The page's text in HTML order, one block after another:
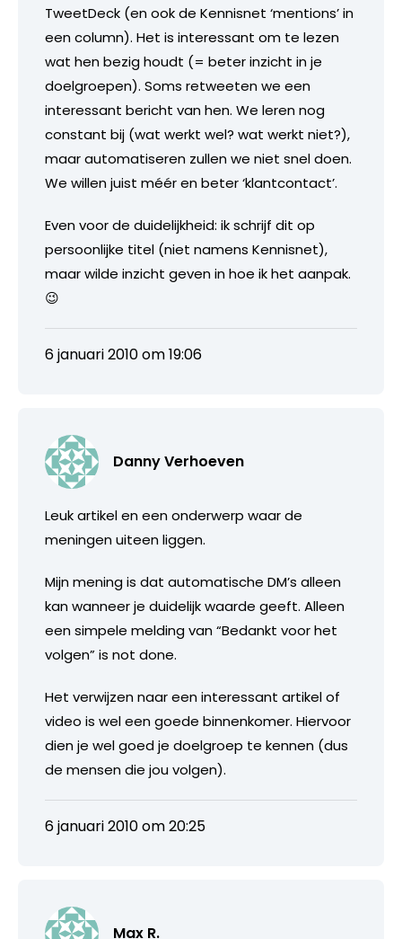
TweetDeck (en ook de Kennisnet ‘mentions’ in
een column). Het is interessant om te lezen
wat hen bezig houdt (= beter inzicht in je
doelgroepen). Soms retweeten we een
interessant bericht van hen. We leren nog
constant bij (wat werkt wel? wat werkt niet?),
maar automatiseren zullen we niet snel doen.
We willen juist méér en beter ‘klantcontact’.
Even voor de duidelijkheid: ik schrijf dit op
persoonlijke titel (niet namens Kennisnet),
maar wilde inzicht geven in hoe ik het aanpak.
😉
6 januari 2010 om 19:06
Danny Verhoeven
Leuk artikel en een onderwerp waar de
meningen uiteen liggen.
Mijn mening is dat automatische DM’s alleen
kan wanneer je duidelijk waarde geeft. Alleen
een simpele melding van “Bedankt voor het
volgen” is not done.
Het verwijzen naar een interessant artikel of
video is wel een goede binnenkomer. Hiervoor
dien je wel goed je doelgroep te kennen (dus
de mensen die jou volgen).
6 januari 2010 om 20:25
Max R.